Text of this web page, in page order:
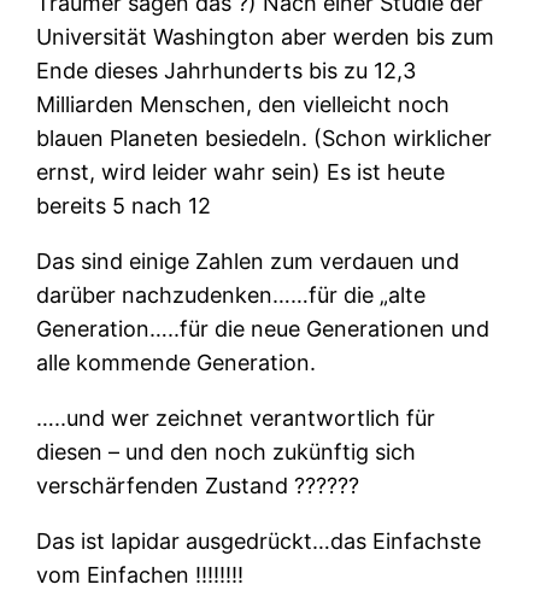
Universität Washington aber werden bis zum
Ende dieses Jahrhunderts bis zu 12,3
Milliarden Menschen, den vielleicht noch
blauen Planeten besiedeln. (Schon wirklicher
ernst, wird leider wahr sein) Es ist heute
bereits 5 nach 12
Das sind einige Zahlen zum verdauen und
darüber nachzudenken……für die „alte
Generation…..für die neue Generationen und
alle kommende Generation.
…..und wer zeichnet verantwortlich für
diesen – und den noch zukünftig sich
verschärfenden Zustand ??????
Das ist lapidar ausgedrückt…das Einfachste
vom Einfachen !!!!!!!!